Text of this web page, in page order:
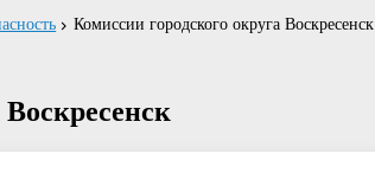
Комиссии городского округа Воскресенск